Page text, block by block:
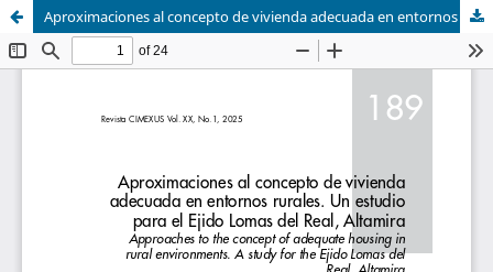
Aproximaciones al concepto de vivienda adecuada en entornos rurales. Un estudio para el Ejido Lomas del Real, Altamira